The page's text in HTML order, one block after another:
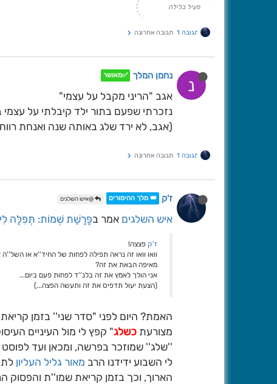
פעיל בלילה
תגובה 1 תגובה אחרונה
נ נחמן המלך ✅מאושר
אגב "הריני מקבל על עצמי"
נזכרתי שפעם בתור ילד קיבלתי על
(אגב, לא ירד שלג באותה שנה ואנחת
תגובה 1 תגובה אחרונה
ז'ק 👑 מלך ההימורים @איש השלגים
איש השלגים אמר בפָּרָשַׁת שְׁמוֹת: תְּפִלָּה
ז'ק פצצה!
וואו וואו זה נראה תפילה לפחות של החיד''א או השל''ה
מאיפה הבאת את זה?
אני הולך לאמץ את זה בלנ''ד לפחות פעם ביום...
(הצעת יעול תדפיס את זה ותעשה הפצה...)
האמת? היום לפני "סדר שני'' בזמן
מצורעת כשלג" קפץ לי מול העיניים
''שלג'' שמוזכר בפרשה, ומכאן ועד
לי השבוע ידידנו הרב מאור גליל העליון
הארוך, וכך בזמן קריאת שמו''ת והפסוק